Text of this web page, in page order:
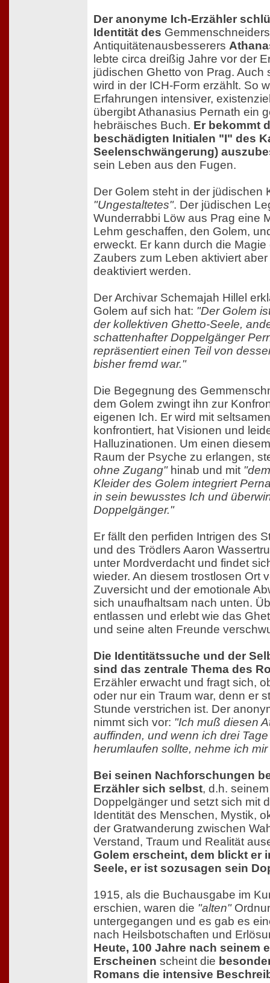
Der anonyme Ich-Erzähler
Identität des
Antiquitätenausbesserers
lebte circa dreißig Jahre vor der
jüdischen Ghetto von Prag. Auch
wird in der ICH-Form erzählt. So
Erfahrungen intensiver,
übergibt Athanasius Pernath ein
hebräisches Buch. Er bekommt
beschädigten Initialen "I" des
Seelenschwängerung)
sein Leben aus den Fugen.
Der Golem steht in der jüdischen
"Ungestaltetes". Der jüdischen
Wunderrabbi Löw aus Prag eine
Lehm geschaffen, den Golem,
erweckt. Er kann durch die
Zaubers zum Leben aktiviert
deaktiviert werden.
Der Archivar Schemajah Hillel
Golem auf sich hat: "Der Golem
der kollektiven Ghetto-Seele,
schattenhafter Doppelgänger
repräsentiert einen Teil von
bisher fremd war."
Die Begegnung des
dem Golem zwingt ihn zur
eigenen Ich. Er wird mit
konfrontiert, hat Visionen und
Halluzinationen. Um einen
Raum der Psyche zu erlangen,
ohne Zugang"hinab und mit
Kleider des Golem integriert
in sein bewusstes Ich und
Doppelgänger."
Er fällt den perfiden Intrigen des
und des Trödlers Aaron
unter Mordverdacht und findet
wieder. An diesem trostlosen Ort
Zuversicht und der emotionale
sich unaufhaltsam nach unten.
entlassen und erlebt wie das
und seine alten Freunde
Die Identitätssuche und der
sind das zentrale Thema des
Erzähler erwacht und fragt sich,
oder nur ein Traum war, denn er
Stunde verstrichen ist. Der
nimmt sich vor: "Ich muß diesen
auffinden, und wenn ich drei
herumlaufen sollte, nehme ich mir
Bei seinen Nachforschungen
Erzähler sich selbst, d.h.
Doppelgänger und setzt sich mit
Identität des Menschen, Mystik,
der Gratwanderung zwischen
Verstand, Traum und Realität
Golem erscheint, dem blickt er
Seele, er ist sozusagen sein
1915, als die Buchausgabe im
erschien, waren die "alten"
untergegangen und es gab es
nach Heilsbotschaften und
Heute, 100 Jahre nach seinem
Erscheinen scheint die
Romans die intensive